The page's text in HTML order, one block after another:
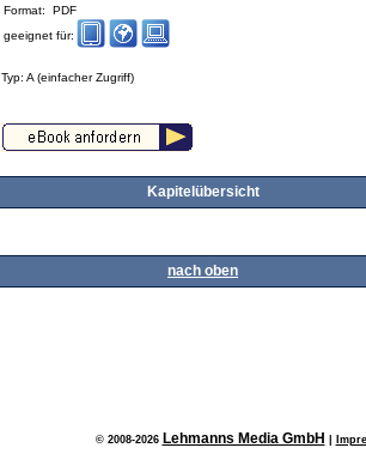
Format: PDF
geeignet für:
Typ: A (einfacher Zugriff)
Kapitelübersicht
nach oben
© 2008-2026 Lehmanns Media GmbH